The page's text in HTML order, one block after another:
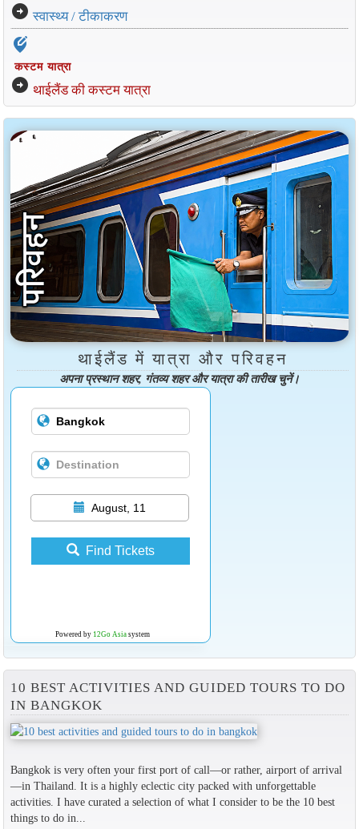
arrow_circle_right स्वास्थ्य / टीकाकरण
edit_location_alt
कस्टम यात्रा
arrow_circle_right थाईलैंड की कस्टम यात्रा
थाईलैंड में यात्रा और परिवहन
अपना प्रस्थान शहर, गंतव्य शहर और यात्रा की तारीख चुनें।
August, 11
Find Tickets
Powered by 12Go Asiasystem
10 BEST ACTIVITIES AND GUIDED TOURS TO DO
IN BANGKOK
Bangkok is very often your first port of call—or rather, airport of arrival
—in Thailand. It is a highly eclectic city packed with unforgettable
activities. I have curated a selection of what I consider to be the 10 best
things to do in...